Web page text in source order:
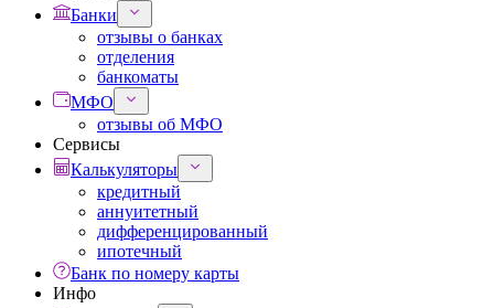
Банки
отзывы о банках
отделения
банкоматы
МФО
отзывы об МФО
Сервисы
Калькуляторы
кредитный
аннуитетный
дифференцированный
ипотечный
Банк по номеру карты
Инфо